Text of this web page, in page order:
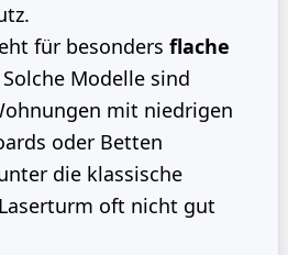
für besonders flache
Solche Modelle sind
mit niedrigen
oder Betten
die klassische
oft nicht gut